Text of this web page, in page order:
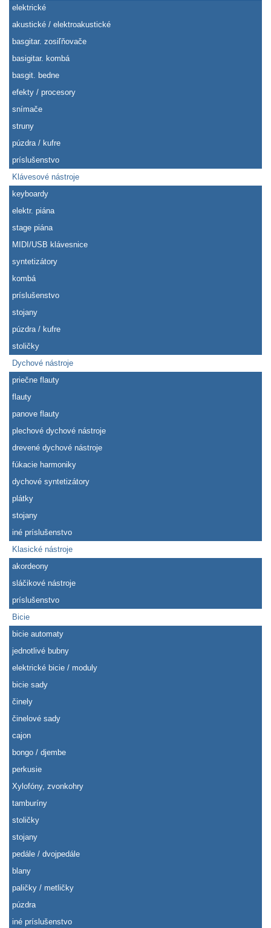
elektrické
akustické / elektroakustické
basgitar. zosiľňovače
basigitar. kombá
basgit. bedne
efekty / procesory
snímače
struny
púzdra / kufre
príslušenstvo
Klávesové nástroje
keyboardy
elektr. piána
stage piána
MIDI/USB klávesnice
syntetizátory
kombá
príslušenstvo
stojany
púzdra / kufre
stoličky
Dychové nástroje
priečne flauty
flauty
panove flauty
plechové dychové nástroje
drevené dychové nástroje
fúkacie harmoniky
dychové syntetizátory
plátky
stojany
iné príslušenstvo
Klasické nástroje
akordeony
sláčikové nástroje
príslušenstvo
Bicie
bicie automaty
jednotlivé bubny
elektrické bicie / moduly
bicie sady
činely
činelové sady
cajon
bongo / djembe
perkusie
Xylofóny, zvonkohry
tamburíny
stoličky
stojany
pedále / dvojpedále
blany
paličky / metličky
púzdra
iné príslušenstvo